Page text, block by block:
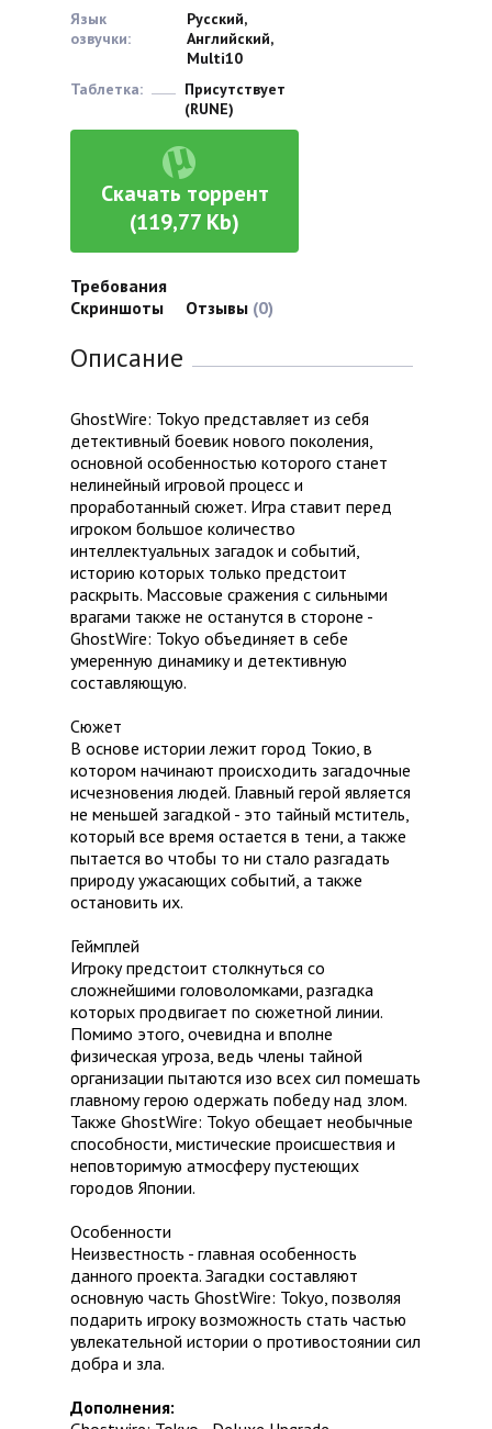
Язык
озвучки:
Русский,
Английский,
Multi10
Таблетка:
Присутствует
(RUNE)
Скачать торрент
(119,77 Kb)
Требования
Скриншоты
Отзывы (0)
Описание
GhostWire: Tokyo представляет из себя
детективный боевик нового поколения,
основной особенностью которого станет
нелинейный игровой процесс и
проработанный сюжет. Игра ставит перед
игроком большое количество
интеллектуальных загадок и событий,
историю которых только предстоит
раскрыть. Массовые сражения с сильными
врагами также не останутся в стороне -
GhostWire: Tokyo объединяет в себе
умеренную динамику и детективную
составляющую.
Сюжет
В основе истории лежит город Токио, в
котором начинают происходить загадочные
исчезновения людей. Главный герой является
не меньшей загадкой - это тайный мститель,
который все время остается в тени, а также
пытается во чтобы то ни стало разгадать
природу ужасающих событий, а также
остановить их.
Геймплей
Игроку предстоит столкнуться со
сложнейшими головоломками, разгадка
которых продвигает по сюжетной линии.
Помимо этого, очевидна и вполне
физическая угроза, ведь члены тайной
организации пытаются изо всех сил помешать
главному герою одержать победу над злом.
Также GhostWire: Tokyo обещает необычные
способности, мистические происшествия и
неповторимую атмосферу пустеющих
городов Японии.
Особенности
Неизвестность - главная особенность
данного проекта. Загадки составляют
основную часть GhostWire: Tokyo, позволяя
подарить игроку возможность стать частью
увлекательной истории о противостоянии сил
добра и зла.
Дополнения: